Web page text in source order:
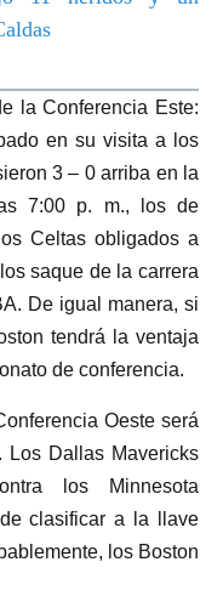
la Conferencia Este:
en su visita a los
3 – 0 arriba en la
7:00 p. m., los de
Celtas obligados a
saque de la carrera
De igual manera, si
tendrá la ventaja
de conferencia.
Oeste será
Los Dallas Mavericks
los Minnesota
clasificar a la llave
los Boston